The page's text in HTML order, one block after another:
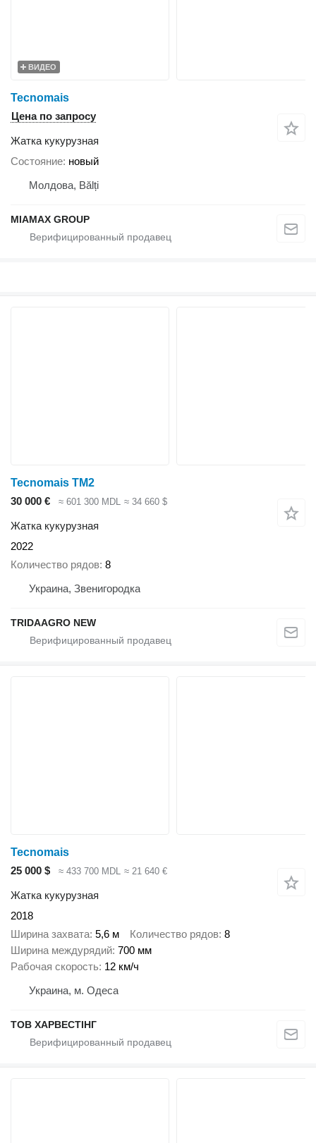
ВИДЕО
Tecnomais
Цена по запросу
Жатка кукурузная
Состояние новый
Молдова, Bălți
MIAMAX GROUP
Tecnomais TM2
30 000 €
≈ 601 300 MDL ≈ 34 660 $
Жатка кукурузная
2022
Количество рядов 8
Украина, Звенигородка
TRIDAAGRO NEW
Tecnomais
25 000 $
≈ 433 700 MDL ≈ 21 640 €
Жатка кукурузная
2018
Ширина захвата 5,6 м Количество рядов 8
Ширина междурядий 700 мм
Рабочая скорость 12 км/ч
Украина, м. Одеса
ТОВ ХАРВЕСТІНГ